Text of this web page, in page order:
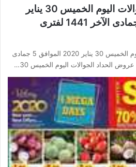
عروض الحداد الجوالات اليوم الخميس 30 يناير
2020 الموافق 5 جمادى الآخر 1441 لفترى
عروض الحداد الجوالات اليوم الخميس 30 يناير 2020 الموافق 5 جمادى